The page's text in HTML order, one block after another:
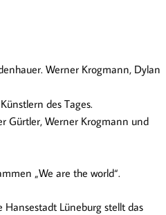
Werner Krogmann, Dylan
des Tages.
Gürtler, Werner Krogmann und
„We are the world“.
Lüneburg stellt das